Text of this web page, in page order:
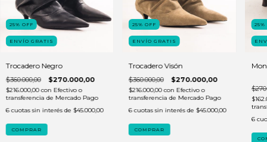
25% OFF
ENVÍO GRATIS
Trocadero Negro
$360.000,00 $270.000,00
$216.000,00con Efectivo o
transferencia de Mercado Pago
6 cuotas sin interés de $45.000,00
COMPRAR
25% OFF
ENVÍO GRATIS
Trocadero Visón
$360.000,00 $270.000,00
$216.000,00con Efectivo o
transferencia de Mercado Pago
6 cuotas sin interés de $45.000,00
COMPRAR
25%
6